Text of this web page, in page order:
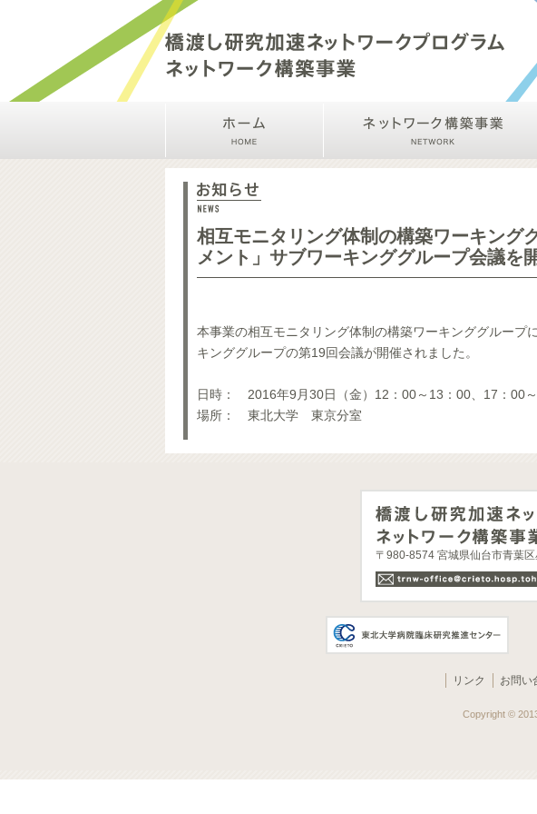
相互モニタリング体制の構築ワーキング
メント」サブワーキンググループ会議を
本事業の相互モニタリング体制の構築ワーキンググループ
キンググループの第19回会議が開催されました。
日時： 2016年9月30日（金）12：00～13：00、17：00
場所： 東北大学 東京分室
〒980-8574 宮城県仙台市青葉
リンク お問い
Copyright ©